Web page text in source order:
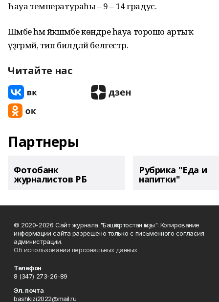
Һауа температураһы – 9 – 14 градус.
Шәмбе һәм йәкшәмбе көндәре һауа торошо артыҡ
үҙгәрмәй, тип билдәләй белгестәр.
Читайте нас
Партнеры
Фотобанк
журналистов РБ
Рубрика "Еда и
напитки"
© 2020-2026 Сайт журнала "Башҡортостан ҡыҙы". Копирование
информации сайта разрешено только с письменного согласия
администрации.
Об использовании персональных данных
Телефон
8 (347) 273-26-89
Эл. почта
bashkizi2022@mail.ru